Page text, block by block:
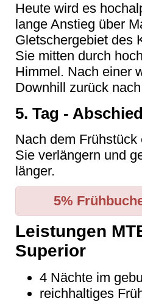
Heute wird es
lange Anstieg über
Gletschergebiet des
Sie mitten durch
Himmel. Nach einer
Downhill zurück
5. Tag -
Nach dem
Sie verlängern und
länger.
5%
Leistungen
Superior
4 Nächte im
reichhaltiges